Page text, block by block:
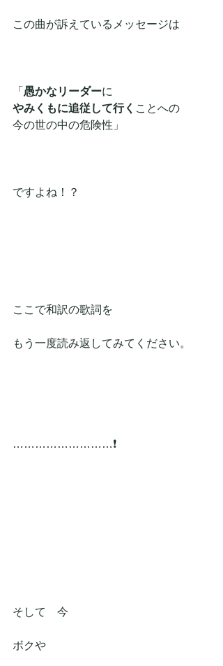
この曲が訴えているメッセージは
「 愚かなリーダーに
やみくもに追従して行く ことへの
今の世の中の危険性」
ですよね！？
ここで和訳の歌詞を
もう一度読み返してみてください。
………………………❗
そして　今
ボクや